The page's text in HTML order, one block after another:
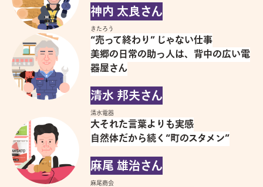
神内 太良さん
きたろう
“売って終わり” じゃない仕事
美郷の日常の助っ人は、背中の広い電
器屋さん
清水 邦夫さん
清水電器
大それた言葉よりも実感
自然体だから続く“町のスタメン”
麻尾 雄治さん
麻尾商会